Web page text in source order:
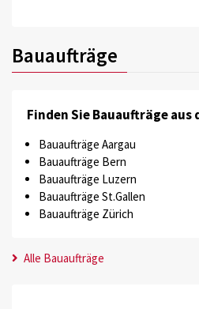
Bauaufträge
Finden Sie Bauaufträge aus
Bauaufträge Aargau
Bauaufträge Bern
Bauaufträge Luzern
Bauaufträge St.Gallen
Bauaufträge Zürich
Alle Bauaufträge